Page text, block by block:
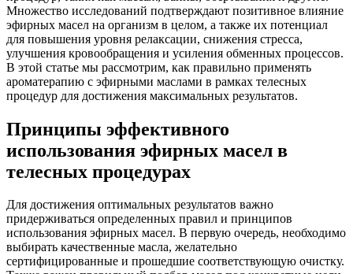
Множество исследований подтверждают позитивное влияние
эфирных масел на организм в целом, а также их потенциал
для повышения уровня релаксации, снижения стресса,
улучшения кровообращения и усиления обменных процессов.
В этой статье мы рассмотрим, как правильно применять
ароматерапию с эфирными маслами в рамках телесных
процедур для достижения максимальных результатов.
Принципы эффективного
использования эфирных масел в
телесных процедурах
Для достижения оптимальных результатов важно
придерживаться определенных правил и принципов
использования эфирных масел. В первую очередь, необходимо
выбирать качественные масла, желательно
сертифицированные и прошедшие соответствующую очистку.